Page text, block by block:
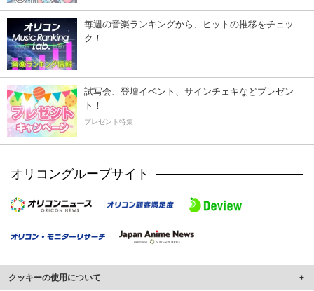
毎週の音楽ランキングから、ヒットの推移をチェッ
ク！
試写会、登壇イベント、サインチェキなどプレゼン
ト！
プレゼント特集
オリコングループサイト
クッキーの使用について